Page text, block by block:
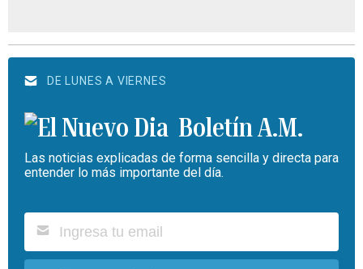
DE LUNES A VIERNES
Boletín A.M.
Las noticias explicadas de forma sencilla y directa para
entender lo más importante del día.